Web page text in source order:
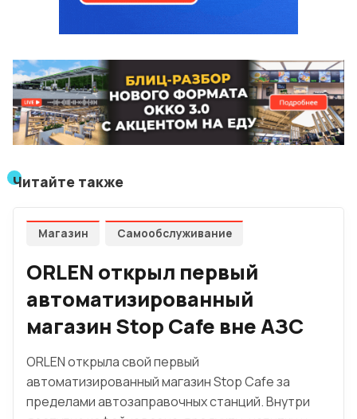
Читайте также
Магазин Самообслуживание
ORLEN открыл первый
автоматизированный
магазин Stop Cafe вне АЗС
ORLEN открыла свой первый
автоматизированный магазин Stop Cafe за
пределами автозаправочных станций. Внутри